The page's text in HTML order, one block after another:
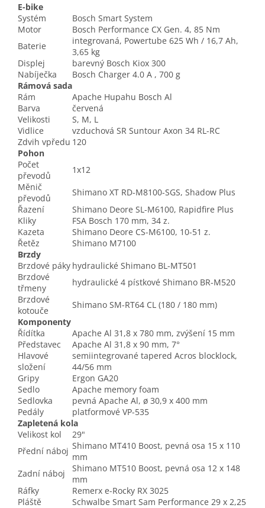
E-bike
Systém
Bosch Smart System
Motor
Bosch Performance CX Gen. 4, 85 Nm
Baterie
integrovaná, Powertube 625 Wh / 16,7 Ah,
3,65 kg
Displej
barevný Bosch Kiox 300
Nabíječka
Bosch Charger 4.0 A , 700 g
Rámová sada
Rám
Apache Hupahu Bosch Al
Barva
červená
Velikosti
S, M, L
Vidlice
vzduchová SR Suntour Axon 34 RL-RC
Zdvih vpředu 120
Pohon
Počet
převodů
1x12
Měnič
převodů
Shimano XT RD-M8100-SGS, Shadow Plus
Řazení
Shimano Deore SL-M6100, Rapidfire Plus
Kliky
FSA Bosch 170 mm, 34 z.
Kazeta
Shimano Deore CS-M6100, 10-51 z.
Řetěz
Shimano M7100
Brzdy
Brzdové páky hydraulické Shimano BL-MT501
Brzdové
třmeny
hydraulické 4 pístkové Shimano BR-M520
Brzdové
kotouče
Shimano SM-RT64 CL (180 / 180 mm)
Komponenty
Řídítka
Apache Al 31,8 x 780 mm, zvýšení 15 mm
Představec
Apache Al 31,8 x 90 mm, 7°
Hlavové
složení
semiintegrované tapered Acros blocklock,
44/56 mm
Gripy
Ergon GA20
Sedlo
Apache memory foam
Sedlovka
pevná Apache Al, ø 30,9 x 400 mm
Pedály
platformové VP-535
Zapletená kola
Velikost kol
29"
Přední náboj Shimano MT410 Boost, pevná osa 15 x 110
mm
Zadní náboj
Shimano MT510 Boost, pevná osa 12 x 148
mm
Ráfky
Remerx e-Rocky RX 3025
Pláště
Schwalbe Smart Sam Performance 29 x 2,25